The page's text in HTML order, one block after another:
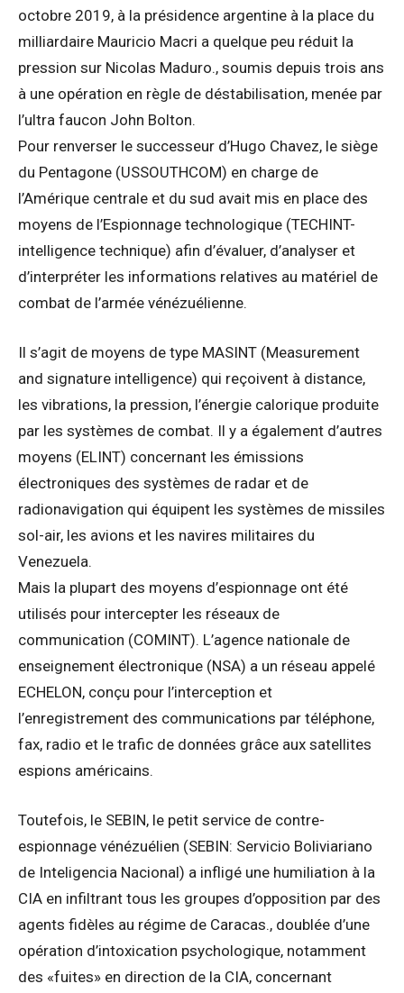
octobre 2019, à la présidence argentine à la place du
milliardaire Mauricio Macri a quelque peu réduit la
pression sur Nicolas Maduro., soumis depuis trois ans
à une opération en règle de déstabilisation, menée par
l’ultra faucon John Bolton.
Pour renverser le successeur d’Hugo Chavez, le siège
du Pentagone (USSOUTHCOM) en charge de
l’Amérique centrale et du sud avait mis en place des
moyens de l’Espionnage technologique (TECHINT-
intelligence technique) afin d’évaluer, d’analyser et
d’interpréter les informations relatives au matériel de
combat de l’armée vénézuélienne.
Il s’agit de moyens de type MASINT (Measurement
and signature intelligence) qui reçoivent à distance,
les vibrations, la pression, l’énergie calorique produite
par les systèmes de combat. Il y a également d’autres
moyens (ELINT) concernant les émissions
électroniques des systèmes de radar et de
radionavigation qui équipent les systèmes de missiles
sol-air, les avions et les navires militaires du
Venezuela.
Mais la plupart des moyens d’espionnage ont été
utilisés pour intercepter les réseaux de
communication (COMINT). L’agence nationale de
enseignement électronique (NSA) a un réseau appelé
ECHELON, conçu pour l’interception et
l’enregistrement des communications par téléphone,
fax, radio et le trafic de données grâce aux satellites
espions américains.
Toutefois, le SEBIN, le petit service de contre-
espionnage vénézuélien (SEBIN: Servicio Boliviariano
de Inteligencia Nacional) a infligé une humiliation à la
CIA en infiltrant tous les groupes d’opposition par des
agents fidèles au régime de Caracas., doublée d’une
opération d’intoxication psychologique, notamment
des «fuites» en direction de la CIA, concernant